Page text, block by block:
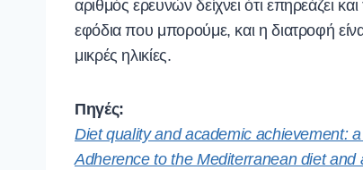
αριθμός ερευνών δείχνει ότι επηρεάζει
εφόδια που μπορούμε, και η διατροφή
μικρές ηλικίες.
Πηγές:
Diet quality and academic achievement:
Adherence to the Mediterranean diet